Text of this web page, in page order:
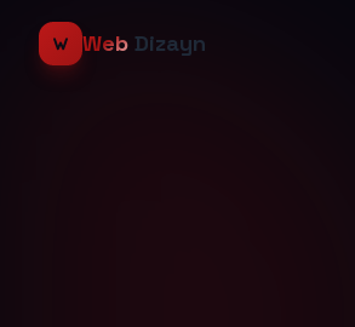
Web Dizayn